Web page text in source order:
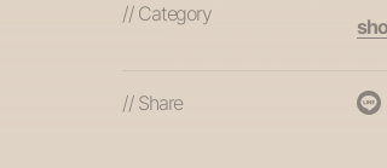
// Category
// Share